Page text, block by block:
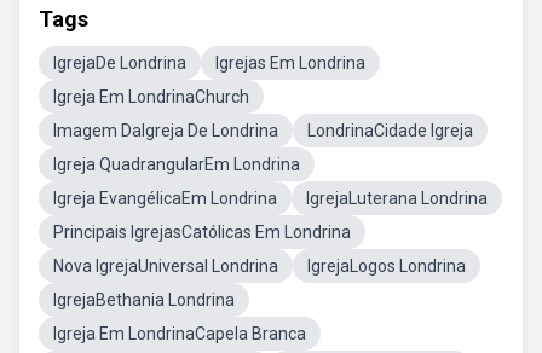
Tags
IgrejaDe Londrina
Igrejas Em Londrina
Igreja Em LondrinaChurch
Imagem DaIgreja De Londrina
LondrinaCidade Igreja
Igreja QuadrangularEm Londrina
Igreja EvangélicaEm Londrina
IgrejaLuterana Londrina
Principais IgrejasCatólicas Em Londrina
Nova IgrejaUniversal Londrina
IgrejaLogos Londrina
IgrejaBethania Londrina
Igreja Em LondrinaCapela Branca